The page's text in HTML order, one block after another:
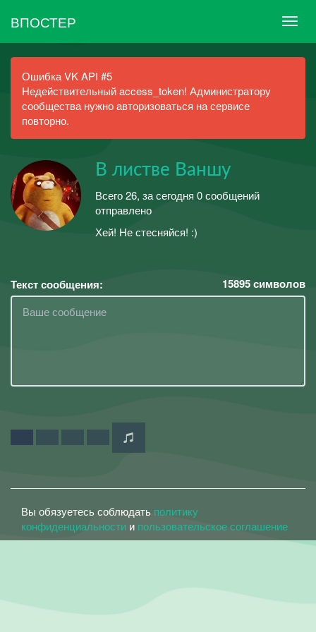
ВПОСТЕР
Ошибка VK API #5
Недействительный access_token! Администратору
сообщества нужно авторизоваться на сервисе
повторно.
В листве Ваншу
Всего 26, за сегодня 0 сообщений
отправлено
Хей! Не стесняйся! :)
Текст сообщения: 15895символов
Вы обязуетесь соблюдать политику
конфиденциальности и пользовательское соглашение